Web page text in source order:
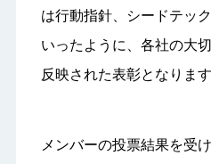
は行動指針、シードテッ
いったように、各社の大
反映された表彰となります
メンバーの投票結果を受